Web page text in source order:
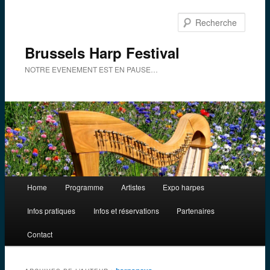
Brussels Harp Festival
NOTRE EVENEMENT EST EN PAUSE…
Home Programme Artistes Expo harpes
Infos pratiques Infos et réservations Partenaires
Contact